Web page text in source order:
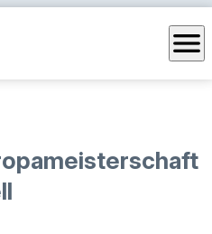
menu